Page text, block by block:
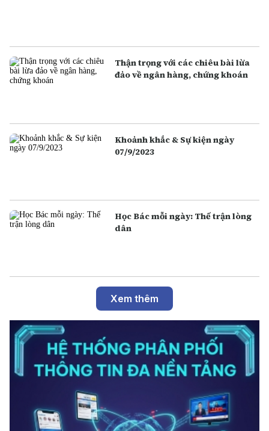
Thận trọng với các chiêu bài lừa
đảo về ngân hàng, chứng khoán
Khoảnh khắc & Sự kiện ngày
07/9/2023
Học Bác mỗi ngày: Thế trận lòng
dân
Xem thêm